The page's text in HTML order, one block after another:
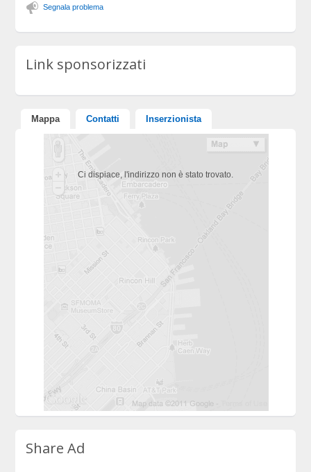
Segnala problema
Link sponsorizzati
Mappa Contatti Inserzionista
Ci dispiace, l'indirizzo non è stato trovato.
Share Ad